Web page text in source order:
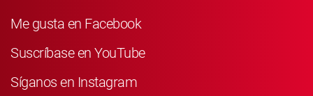
Me gusta en Facebook
Suscríbase en YouTube
Síganos en Instagram